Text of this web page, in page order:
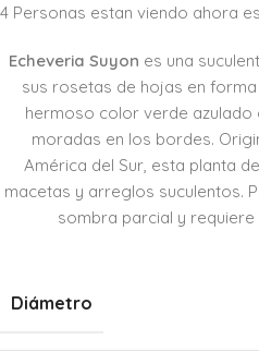
4 Personas estan viendo ahora
Echeveria Suyon es una
sus rosetas de hojas en forma
hermoso color verde
moradas en los bordes.
América del Sur, esta planta
macetas y arreglos suculentos.
sombra parcial y requiere
Diámetro